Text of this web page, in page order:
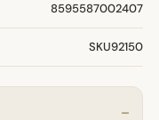
8595587002407
SKU92150